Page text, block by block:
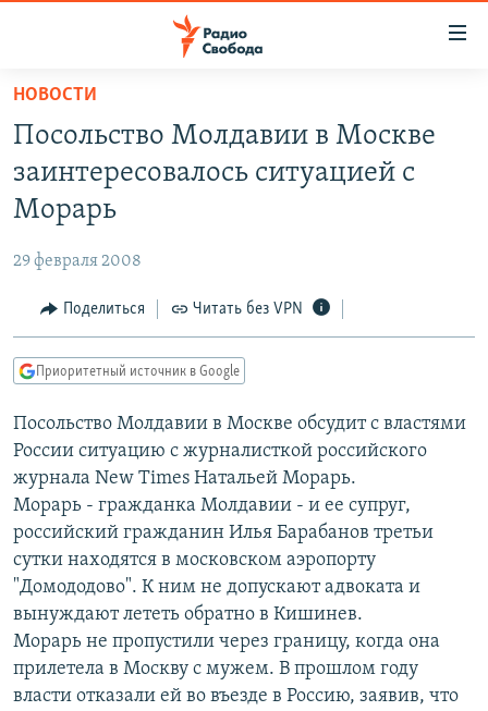
упрощенного
доступа
основному
Вернутся
Вернутся
поиску
АВТОРСКИЕ ПРОЕКТЫ
МНЕНИЯ
КУЛЬТУРА
КАВКАЗ.РЕАЛИИ
СЕВЕР.РЕАЛИИ
СИБИРЬ.РЕАЛИИ
РАСПИСАНИЕ ВЕЩАНИЯ
ПОДПИШИТЕСЬ НА РАССЫЛКУ
НОВОСТИ
Посольство Молдавии в Москве
заинтересовалось ситуацией с
Морарь
29 февраля 2008
Поделиться Читать без VPN
Приоритетный источник в Google
Посольство Молдавии в Москве обсудит с властями
России ситуацию с журналисткой российского
журнала New Times Натальей Морарь.
Морарь - гражданка Молдавии - и ее супруг,
российский гражданин Илья Барабанов третьи
сутки находятся в московском аэропорту
"Домододово". К ним не допускают адвоката и
вынуждают лететь обратно в Кишинев.
Морарь не пропустили через границу, когда она
прилетела в Москву с мужем. В прошлом году
власти отказали ей во въезде в Россию, заявив, что